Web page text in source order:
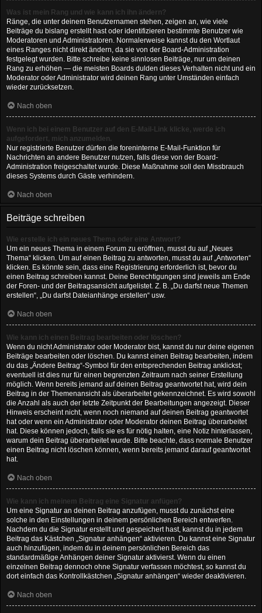
Was ist mein Rang und wie kann ich ihn ändern?
Ränge, die unter deinem Benutzernamen stehen, zeigen an, wie viele
Beiträge du bislang erstellt hast oder identifizieren bestimmte Benutzer wie
Moderatoren und Administratoren. Normalerweise kannst du den Wortlaut
eines Ranges nicht direkt ändern, da sie von der Board-Administration
festgelegt wurden. Bitte schreibe keine sinnlosen Beiträge, nur um deinen
Rang zu erhöhen — die meisten Boards dulden dieses Verhalten nicht und ein
Moderator oder Administrator wird deinen Rang unter Umständen einfach
wieder zurücksetzen.
Nach oben
Wenn ich bei einem Benutzer auf den E-Mail-Link klicke, werde ich
aufgefordert, mich anzumelden.
Nur registrierte Benutzer dürfen die foreninterne E-Mail-Funktion für
Nachrichten an andere Benutzer nutzen, falls diese von der Board-
Administration freigeschaltet wurde. Diese Maßnahme soll den Missbrauch
dieses Systems durch Gäste verhindern.
Nach oben
Beiträge schreiben
Wie erstelle ich ein neues Thema oder eine Antwort?
Um ein neues Thema in einem Forum zu eröffnen, musst du auf „Neues
Thema“ klicken. Um auf einen Beitrag zu antworten, musst du auf „Antworten“
klicken. Es könnte sein, dass eine Registrierung erforderlich ist, bevor du
einen Beitrag schreiben kannst. Deine Berechtigungen sind jeweils am Ende
der Foren- und der Beitragsansicht aufgelistet. Z. B. „Du darfst neue Themen
erstellen“, „Du darfst Dateianhänge erstellen“ usw.
Nach oben
Wie kann ich einen Beitrag bearbeiten oder löschen?
Wenn du nicht Administrator oder Moderator bist, kannst du nur deine eigenen
Beiträge bearbeiten oder löschen. Du kannst einen Beitrag bearbeiten, indem
du das „Ändere Beitrag“-Symbol für den entsprechenden Beitrag anklickst;
eventuell ist dies nur für einen begrenzten Zeitraum nach seiner Erstellung
möglich. Wenn bereits jemand auf deinen Beitrag geantwortet hat, wird dein
Beitrag in der Themenansicht als überarbeitet gekennzeichnet. Es wird sowohl
die Anzahl als auch der letzte Zeitpunkt der Bearbeitungen angezeigt. Dieser
Hinweis erscheint nicht, wenn noch niemand auf deinen Beitrag geantwortet
hat oder wenn ein Administrator oder Moderator deinen Beitrag überarbeitet
hat. Diese können jedoch, falls sie es für nötig halten, eine Notiz hinterlassen,
warum dein Beitrag überarbeitet wurde. Bitte beachte, dass normale Benutzer
einen Beitrag nicht löschen können, wenn bereits jemand darauf geantwortet
hat.
Nach oben
Wie kann ich meinem Beitrag eine Signatur anfügen?
Um eine Signatur an deinen Beitrag anzufügen, musst du zunächst eine
solche in den Einstellungen in deinem persönlichen Bereich entwerfen.
Nachdem du die Signatur erstellt und gespeichert hast, kannst du in jedem
Beitrag das Kästchen „Signatur anhängen“ aktivieren. Du kannst eine Signatur
auch hinzufügen, indem du in deinem persönlichen Bereich das
standardmäßige Anhängen deiner Signatur aktivierst. Wenn du einen
einzelnen Beitrag dennoch ohne Signatur verfassen möchtest, so kannst du
dort einfach das Kontrollkästchen „Signatur anhängen“ wieder deaktivieren.
Nach oben